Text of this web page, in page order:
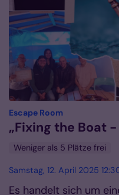
Escape Room:
„Fixing the Boat
Weniger als 5 Plätze frei
Samstag, 12. April 2025
Es handelt sich um